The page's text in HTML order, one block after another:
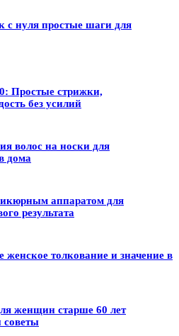
нуля простые шаги для
Простые стрижки,
без усилий
волос на носки для
дома
аппаратом для
результата
женское толкование и значение в
женщин старше 60 лет